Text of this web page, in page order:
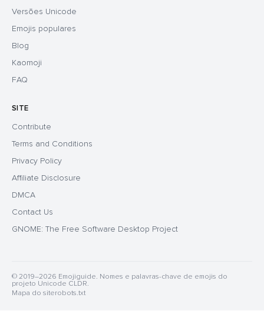
Versões Unicode
Emojis populares
Blog
Kaomoji
FAQ
SITE
Contribute
Terms and Conditions
Privacy Policy
Affiliate Disclosure
DMCA
Contact Us
GNOME: The Free Software Desktop Project
© 2019–2026 Emojiguide. Nomes e palavras-chave de emojis do
projeto Unicode CLDR.
Mapa do siterobots.txt